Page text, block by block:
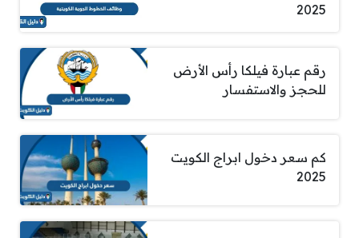
2025
رقم عبارة فيلكا رأس الأرض
للحجز والاستفسار
كم سعر دخول ابراج الكويت
2025